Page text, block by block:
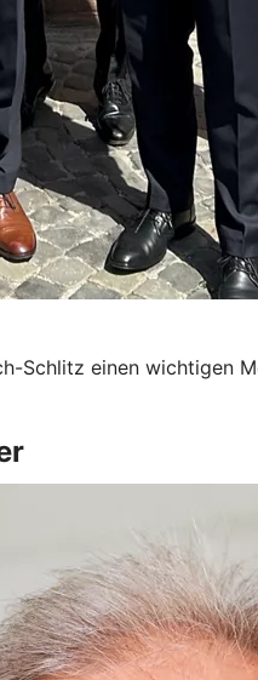
einen wichtigen